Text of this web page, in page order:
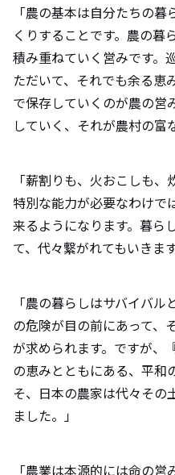
「農の基本は自分たちの
くりすることです。農の暮
積み重ねていく営みです。
ただいて、それでも余る恵
で保存していくのが農の営
していく、それが農村の富
「薪割りも、火おこしも
特別な能力が必要なわけで
来るようになります。暮ら
て、代々繋がれてもいきます
「農の暮らしはサバイバ
の危険が目の前にあって、
が求められます。ですが、
の恵みとともにある、平和
そ、日本の農家は代々その
ました。」
「農業は本源的には命の